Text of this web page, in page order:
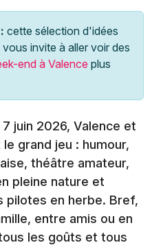
cette sélection d'idées
invite à aller voir des
end à Valence plus
juin 2026, Valence et
grand jeu : humour,
théâtre amateur,
pleine nature et
pilotes en herbe. Bref,
entre amis ou en
les goûts et tous